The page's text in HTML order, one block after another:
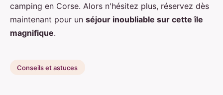
camping en Corse. Alors n'hésitez plus, réservez dès
maintenant pour un séjour inoubliable sur cette île
magnifique.
Conseils et astuces